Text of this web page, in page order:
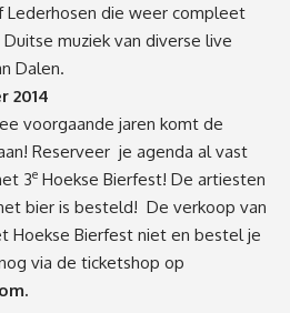
Lederhosen die weer compleet
muziek van diverse live
Dalen.
2014
voorgaande jaren komt de
Reserveer je agenda al vast
3e Hoekse Bierfest! De artiesten
bier is besteld! De verkoop van
Hoekse Bierfest niet en bestel je
via de ticketshop op
.